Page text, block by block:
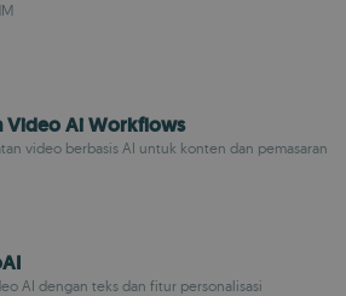
Video Ai Workflows
video berbasis AI untuk konten dan pemasaran
AI dengan teks dan fitur personalisasi